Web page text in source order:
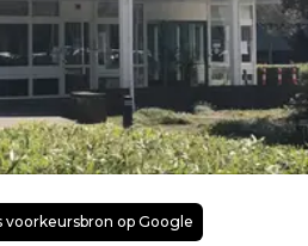
voorkeursbron op Google